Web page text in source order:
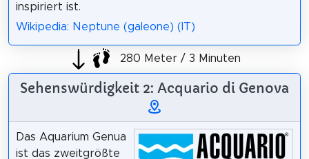
inspiriert ist.
Wikipedia: Neptune (galeone) (IT)
280 Meter / 3 Minuten
Sehenswürdigkeit 2: Acquario di Genova
Das Aquarium Genua
ist das zweitgrößte